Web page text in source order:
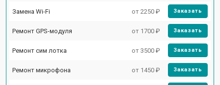
Замена Wi-Fi от 2250 ₽ Заказать
Ремонт GPS-модуля от 1700 ₽ Заказать
Ремонт сим лотка от 3500 ₽ Заказать
Ремонт микрофона от 1450 ₽ Заказать